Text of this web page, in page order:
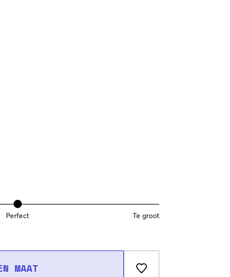
Perfect Te groot
MAAT